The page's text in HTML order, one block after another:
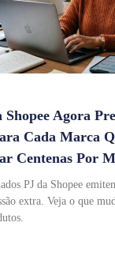
Agora
Cada Marca
Centenas Por
PJ da Shopee
extra. Veja o que